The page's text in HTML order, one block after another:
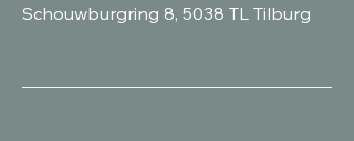
Schouwburgring 8, 5038 TL Tilburg